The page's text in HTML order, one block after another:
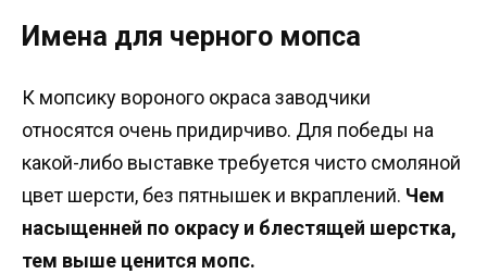
Имена для черного мопса
К мопсику вороного окраса заводчики
относятся очень придирчиво. Для победы на
какой-либо выставке требуется чисто смоляной
цвет шерсти, без пятнышек и вкраплений. Чем
насыщенней по окрасу и блестящей шерстка,
тем выше ценится мопс.